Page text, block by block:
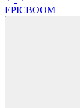
EPICBOOM